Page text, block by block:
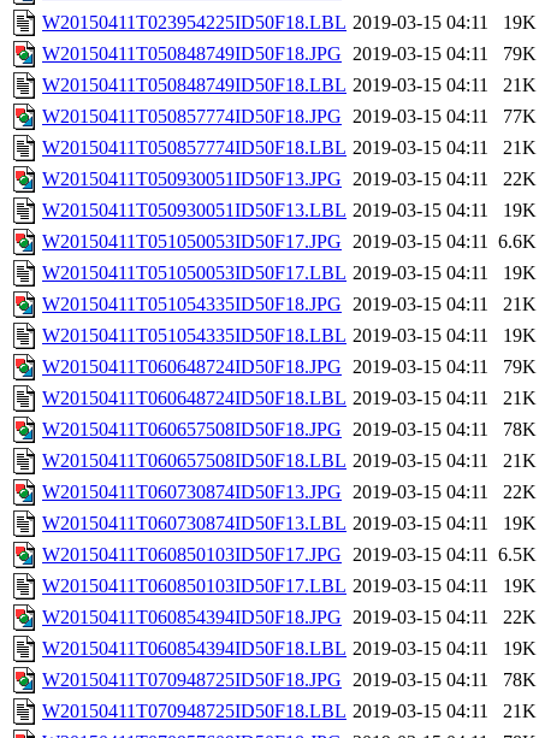
W20150411T023954225ID50F18.LBL 2019-03-15 04:11
19K
W20150411T050848749ID50F18.JPG 2019-03-15 04:11
79K
W20150411T050848749ID50F18.LBL 2019-03-15 04:11
21K
W20150411T050857774ID50F18.JPG 2019-03-15 04:11
77K
W20150411T050857774ID50F18.LBL 2019-03-15 04:11
21K
W20150411T050930051ID50F13.JPG 2019-03-15 04:11
22K
W20150411T050930051ID50F13.LBL 2019-03-15 04:11
19K
W20150411T051050053ID50F17.JPG 2019-03-15 04:11 6.6K
W20150411T051050053ID50F17.LBL 2019-03-15 04:11
19K
W20150411T051054335ID50F18.JPG 2019-03-15 04:11
21K
W20150411T051054335ID50F18.LBL 2019-03-15 04:11
19K
W20150411T060648724ID50F18.JPG 2019-03-15 04:11
79K
W20150411T060648724ID50F18.LBL 2019-03-15 04:11
21K
W20150411T060657508ID50F18.JPG 2019-03-15 04:11
78K
W20150411T060657508ID50F18.LBL 2019-03-15 04:11
21K
W20150411T060730874ID50F13.JPG 2019-03-15 04:11
22K
W20150411T060730874ID50F13.LBL 2019-03-15 04:11
19K
W20150411T060850103ID50F17.JPG 2019-03-15 04:11 6.5K
W20150411T060850103ID50F17.LBL 2019-03-15 04:11
19K
W20150411T060854394ID50F18.JPG 2019-03-15 04:11
22K
W20150411T060854394ID50F18.LBL 2019-03-15 04:11
19K
W20150411T070948725ID50F18.JPG 2019-03-15 04:11
78K
W20150411T070948725ID50F18.LBL 2019-03-15 04:11
21K